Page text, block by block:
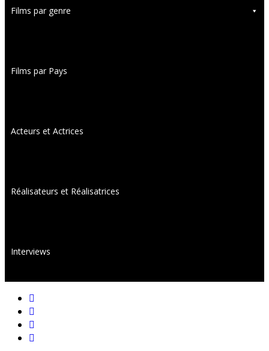
Films par genre
Films par Pays
Acteurs et Actrices
Réalisateurs et Réalisatrices
Interviews